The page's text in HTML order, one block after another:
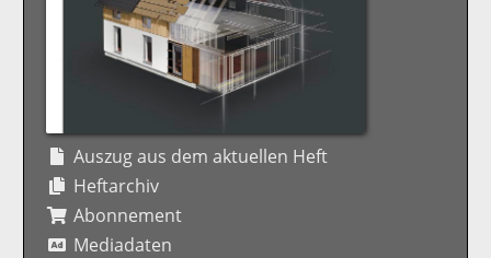
Auszug aus dem aktuellen Heft
Heftarchiv
Abonnement
Mediadaten